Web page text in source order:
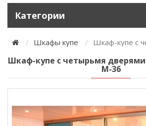
Категории
Шкафы купе Шкаф-купе с
Шкаф-купе с четырьмя дверями
М-36